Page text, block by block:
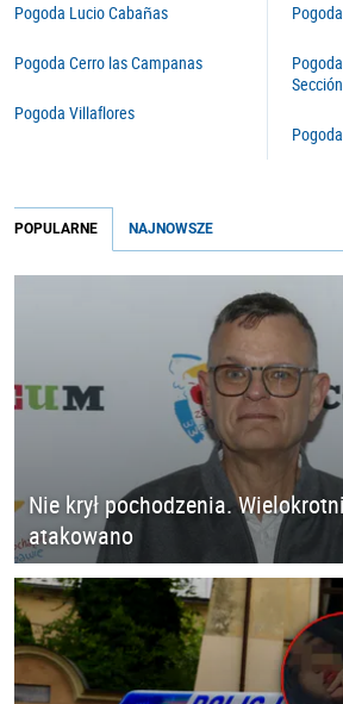
Pogoda Lucio Cabañas
Pogoda Cerro las Campanas
Pogoda Villaflores
Sección
POPULARNE NAJNOWSZE
Nie krył pochodzenia.
atakowano